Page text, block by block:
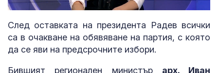
Unmute Loaded:
2.91%
След оставката на президента Радев всички
са в очакване на обявяване на партия, с която
да се яви на предсрочните избори.
Бившият регионален министър арх. Иван